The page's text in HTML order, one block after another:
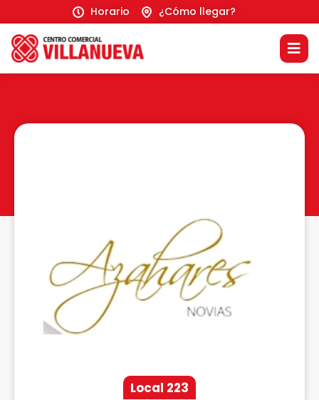
Horario ¿Cómo llegar?
Local 223